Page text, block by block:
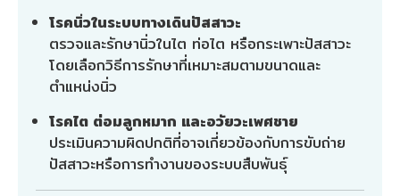
โรคนิ่วในระบบทางเดินปัสสาวะ
ตรวจและรักษานิ่วในไต ท่อไต หรือกระเพาะปัสสาวะ
โดยเลือกวิธีการรักษาที่เหมาะสมตามขนาดและ
ตำแหน่งนิ่ว
โรคไต ต่อมลูกหมาก และอวัยวะเพศชาย
ประเมินความผิดปกติที่อาจเกี่ยวข้องกับการขับถ่าย
ปัสสาวะหรือการทำงานของระบบสืบพันธุ์